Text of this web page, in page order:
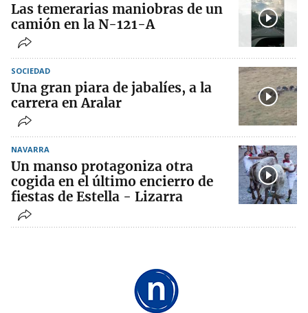
Las temerarias maniobras de un
camión en la N-121-A
SOCIEDAD
Una gran piara de jabalíes, a la
carrera en Aralar
NAVARRA
Un manso protagoniza otra
cogida en el último encierro de
fiestas de Estella - Lizarra